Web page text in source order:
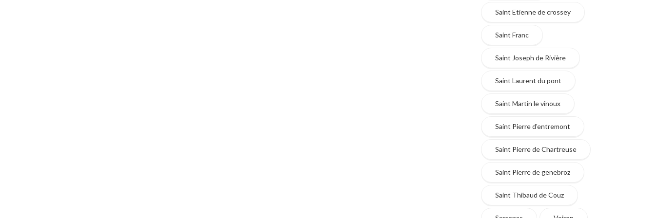
Saint Etienne de crossey
Saint Franc
Saint Joseph de Rivière
Saint Laurent du pont
Saint Martin le vinoux
Saint Pierre d'entremont
Saint Pierre de Chartreuse
Saint Pierre de genebroz
Saint Thibaud de Couz